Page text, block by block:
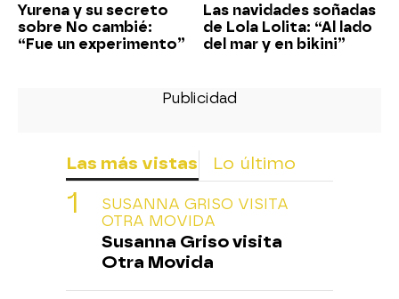
Yurena y su secreto
sobre No cambié:
“Fue un experimento”
Las navidades soñadas
de Lola Lolita: “Al lado
del mar y en bikini”
Las más vistas Lo último
SUSANNA GRISO VISITA
OTRA MOVIDA
Susanna Griso visita
Otra Movida